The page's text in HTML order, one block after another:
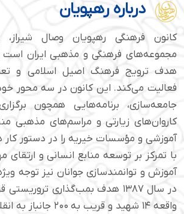
درباره رهپویان
کانون فرهنگی رهپویان وصال شیراز،
هدف ترویج فرهنگ اصیل اسلامی و
فعالیت می‌کند. این کانون در سه محور
جامعه‌سازی، برنامه‌هایی همچون
کاروان‌های زیارتی و مراسم‌های مذهبی
آموزشی و مؤسسات خیریه را در دستور کار
با تمرکز بر توسعه منابع انسانی و ارتقای
آموزش و توانمندسازی جوانان نیز توجه
در سال ۱۳۸۷ هدف بمب‌گذاری
واقعه ۱۴ شهید و قریب